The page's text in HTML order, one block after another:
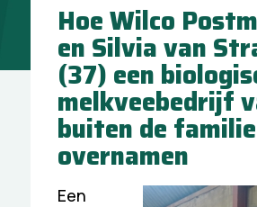
Hoe Wilco
en Silvia van
(37) een
melkveebedrijf
buiten de familie
overnamen
Een